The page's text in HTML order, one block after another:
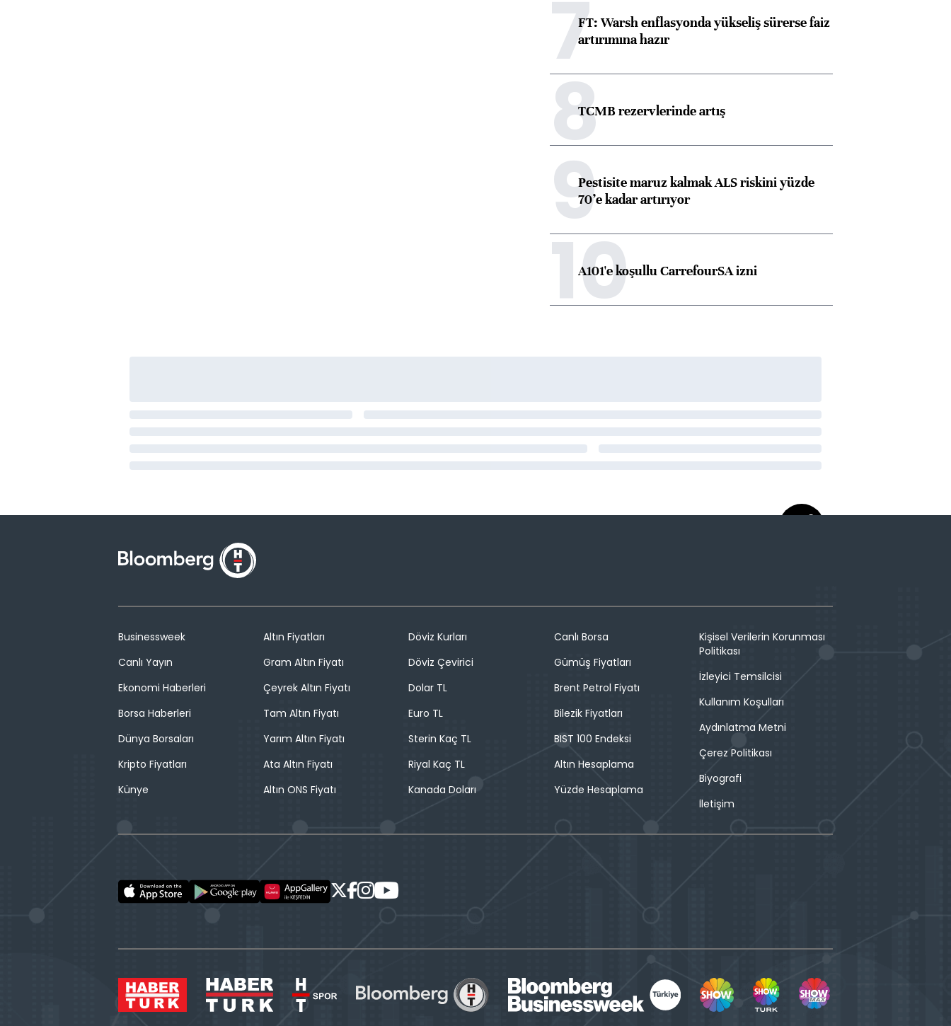
7FT: Warsh enflasyonda yükseliş sürerse faiz
artırımına hazır
8TCMB rezervlerinde artış
9Pestisite maruz kalmak ALS riskini yüzde
70’e kadar artırıyor
10
A101'e koşullu CarrefourSA izni
Businessweek
Canlı Yayın
Ekonomi Haberleri
Borsa Haberleri
Dünya Borsaları
Kripto Fiyatları
Künye
Altın Fiyatları
Gram Altın Fiyatı
Çeyrek Altın Fiyatı
Tam Altın Fiyatı
Yarım Altın Fiyatı
Ata Altın Fiyatı
Altın ONS Fiyatı
Döviz Kurları
Döviz Çevirici
Dolar TL
Euro TL
Sterin Kaç TL
Riyal Kaç TL
Kanada Doları
Canlı Borsa
Gümüş Fiyatları
Brent Petrol Fiyatı
Bilezik Fiyatları
BIST 100 Endeksi
Altın Hesaplama
Yüzde Hesaplama
Kişisel Verilerin Korunması
Politikası
İzleyici Temsilcisi
Kullanım Koşulları
Aydınlatma Metni
Çerez Politikası
Biyografi
İletişim